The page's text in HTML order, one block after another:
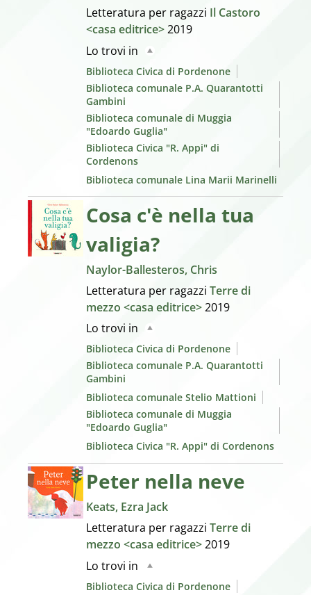
Letteratura per ragazzi Il Castoro
<casa editrice>2019
Lo trovi in
Biblioteca Civica di Pordenone
Biblioteca comunale P.A. Quarantotti
Gambini
Biblioteca comunale di Muggia
"Edoardo Guglia"
Biblioteca Civica "R. Appi" di
Cordenons
Biblioteca comunale Lina Marii Marinelli
Cosa c'è nella tua
valigia?
Naylor-Ballesteros, Chris
Letteratura per ragazziTerre di
mezzo <casa editrice>2019
Lo trovi in
Biblioteca Civica di Pordenone
Biblioteca comunale P.A. Quarantotti
Gambini
Biblioteca comunale Stelio Mattioni
Biblioteca comunale di Muggia
"Edoardo Guglia"
Biblioteca Civica "R. Appi" di Cordenons
Peter nella neve
Keats, Ezra Jack
Letteratura per ragazziTerre di
mezzo <casa editrice>2019
Lo trovi in
Biblioteca Civica di Pordenone